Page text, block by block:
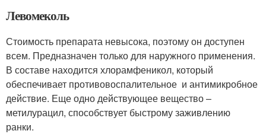
Левомеколь
Стоимость препарата невысока, поэтому он доступен
всем. Предназначен только для наружного применения.
В составе находится хлорамфеникол, который
обеспечивает противовоспалительное и антимикробное
действие. Еще одно действующее вещество –
метилурацил, способствует быстрому заживлению
ранки.